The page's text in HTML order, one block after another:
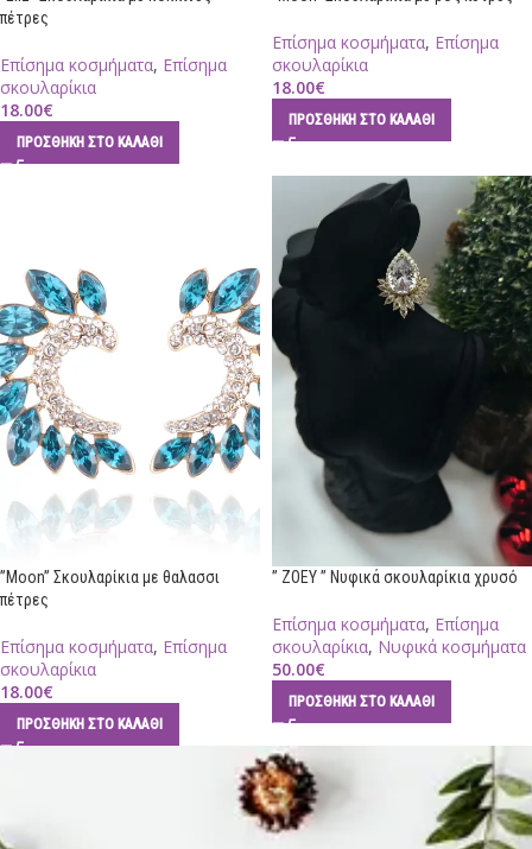
πέτρες
Επίσημα κοσμήματα, Επίσημα
σκουλαρίκια
18.00€
ΠΡΟΣΘΉΚΗ ΣΤΟ ΚΑΛΆΘΙ
Επίσημα κοσμήματα, Επίσημα
σκουλαρίκια
18.00€
ΠΡΟΣΘΉΚΗ ΣΤΟ ΚΑΛΆΘΙ
”Moon” Σκουλαρίκια με θαλασσι
πέτρες
Επίσημα κοσμήματα, Επίσημα
σκουλαρίκια
18.00€
ΠΡΟΣΘΉΚΗ ΣΤΟ ΚΑΛΆΘΙ
” ZOEY ” Νυφικά σκουλαρίκια χρυσό
Επίσημα κοσμήματα, Επίσημα
σκουλαρίκια, Νυφικά κοσμήματα
50.00€
ΠΡΟΣΘΉΚΗ ΣΤΟ ΚΑΛΆΘΙ